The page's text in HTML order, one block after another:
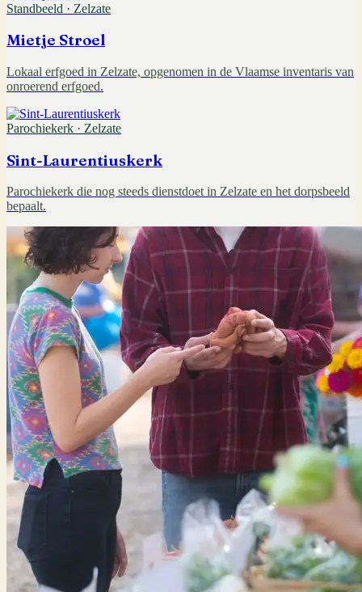
Standbeeld · Zelzate
Mietje Stroel
Lokaal erfgoed in Zelzate, opgenomen in de Vlaamse inventaris van
onroerend erfgoed.
Parochiekerk · Zelzate
Sint-Laurentiuskerk
Parochiekerk die nog steeds dienstdoet in Zelzate en het dorpsbeeld
bepaalt.